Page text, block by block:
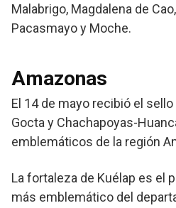
Malabrigo, Magdalena de
Pacasmayo y Moche.
Amazonas
El 14 de mayo recibió el
Gocta y Chachapoyas-
emblemáticos de la región
La fortaleza de Kuélap es el
más emblemático del